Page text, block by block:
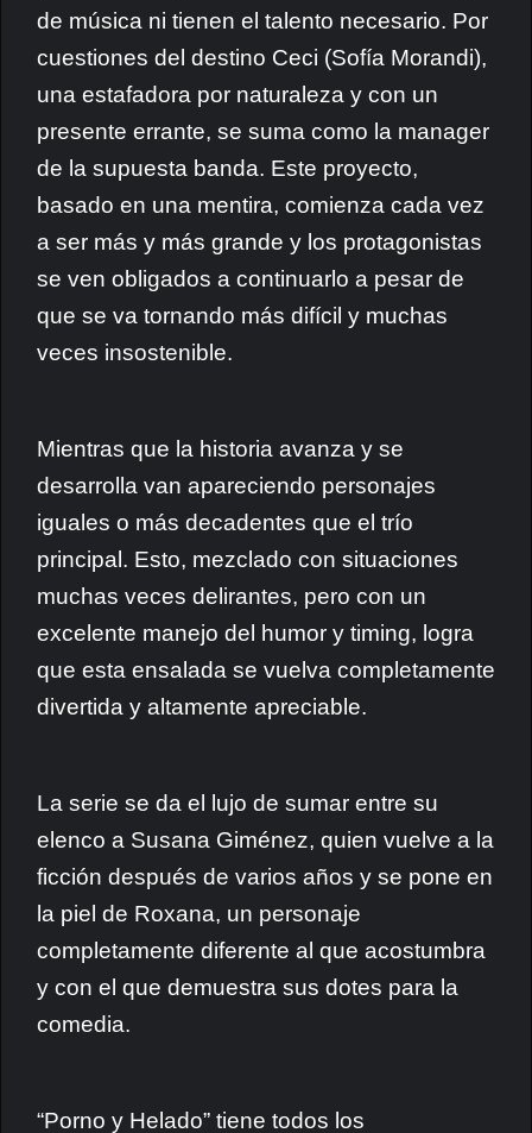
de música ni tienen el talento necesario. Por
cuestiones del destino Ceci (Sofía Morandi),
una estafadora por naturaleza y con un
presente errante, se suma como la manager
de la supuesta banda. Este proyecto,
basado en una mentira, comienza cada vez
a ser más y más grande y los protagonistas
se ven obligados a continuarlo a pesar de
que se va tornando más difícil y muchas
veces insostenible.
Mientras que la historia avanza y se
desarrolla van apareciendo personajes
iguales o más decadentes que el trío
principal. Esto, mezclado con situaciones
muchas veces delirantes, pero con un
excelente manejo del humor y timing, logra
que esta ensalada se vuelva completamente
divertida y altamente apreciable.
La serie se da el lujo de sumar entre su
elenco a Susana Giménez, quien vuelve a la
ficción después de varios años y se pone en
la piel de Roxana, un personaje
completamente diferente al que acostumbra
y con el que demuestra sus dotes para la
comedia.
“Porno y Helado” tiene todos los